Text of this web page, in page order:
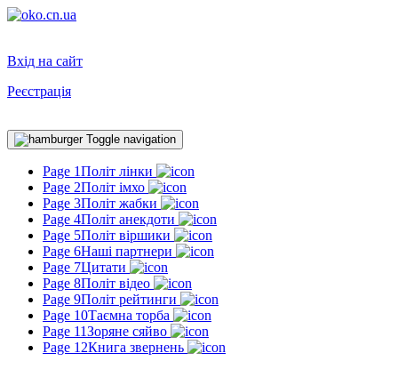
Вхід на сайт
Реєстрація
Toggle navigation
Page 1Політ лінки
Page 2Політ імхо
Page 3Політ жабки
Page 4Політ анекдоти
Page 5Політ віршики
Page 6Наші партнери
Page 7Цитати
Page 8Політ відео
Page 9Політ рейтинги
Page 10Таємна торба
Page 11Зоряне сяйво
Page 12Книга звернень